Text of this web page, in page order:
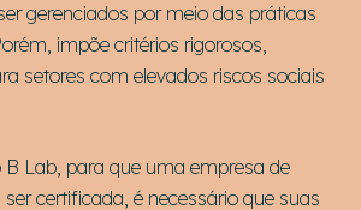
gerenciados por meio das práticas
impõe critérios rigorosos,
setores com elevados riscos sociais
Lab, para que uma empresa de
certificada, é necessário que suas